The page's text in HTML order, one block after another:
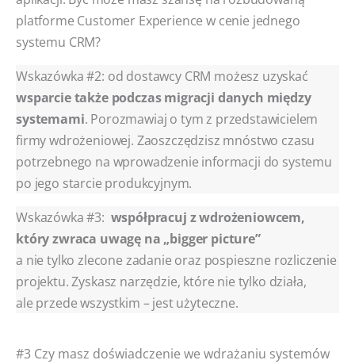
platforme Customer Experience w cenie jednego
systemu CRM?
Wskazówka #2: od dostawcy CRM możesz uzyskać
wsparcie także podczas migracji danych między
systemami. Porozmawiaj o tym z przedstawicielem
firmy wdrożeniowej. Zaoszczędzisz mnóstwo czasu
potrzebnego na wprowadzenie informacji do systemu
po jego starcie produkcyjnym.
Wskazówka #3: współpracuj z wdrożeniowcem,
który zwraca uwagę na „bigger picture”
a nie tylko zlecone zadanie oraz pospieszne rozliczenie
projektu. Zyskasz narzędzie, które nie tylko działa,
ale przede wszystkim – jest użyteczne.
#3 Czy masz doświadczenie we wdrażaniu systemów